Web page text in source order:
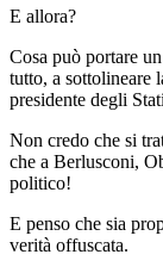
E allora?
Cosa può portare
tutto, a sottolineare
presidente degli
Non credo che si
che a Berlusconi,
politico!
E penso che sia
verità offuscata.